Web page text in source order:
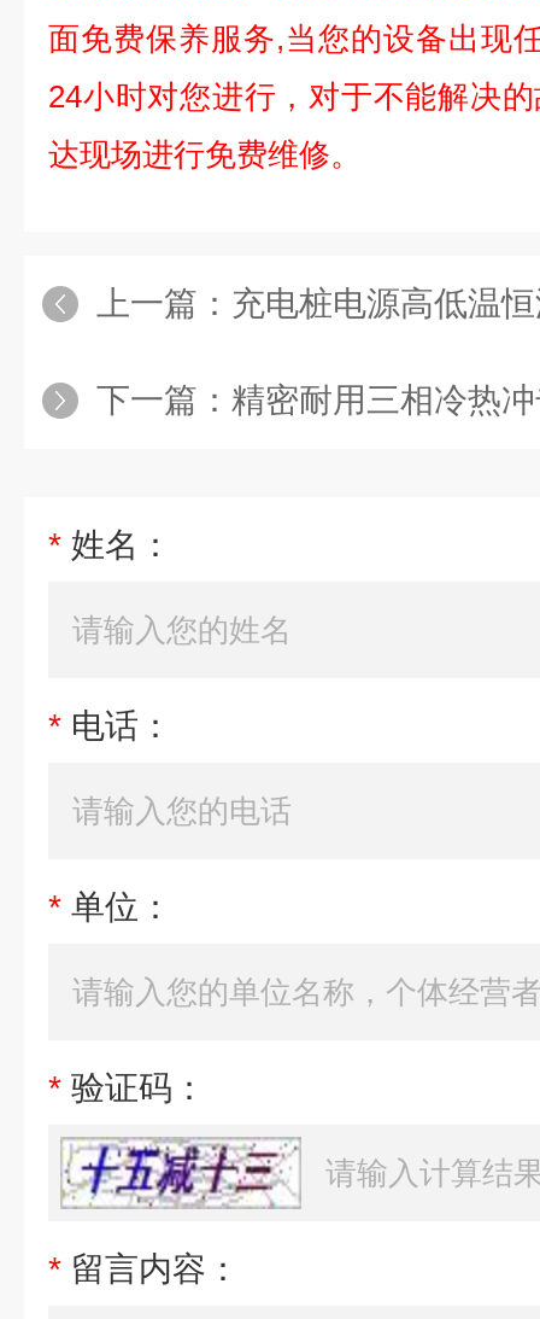
面免费保养服务,当您的设备出现
24小时对您进行，对于不能解决
达现场进行免费维修。
上一篇： 充电桩电源高低温
下一篇： 精密耐用三相冷热
* 姓名：
* 电话：
* 单位：
* 验证码：
* 留言内容：